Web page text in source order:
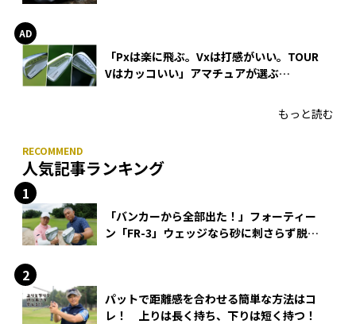
「Pxは楽に飛ぶ。Vxは打感がいい。TOUR
Vはカッコいい」アマチュアが選ぶ
もっと読む
人気記事ランキング
「バンカーから全部出た！」フォーティー
ン「FR-3」ウェッジなら砂に刺さらず脱出
パットで距離感を合わせる簡単な方法はコ
レ！ 上りは長く持ち、下りは短く持つ！